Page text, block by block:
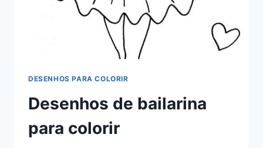
DESENHOS PARA COLORIR
Desenhos de bailarina
para colorir